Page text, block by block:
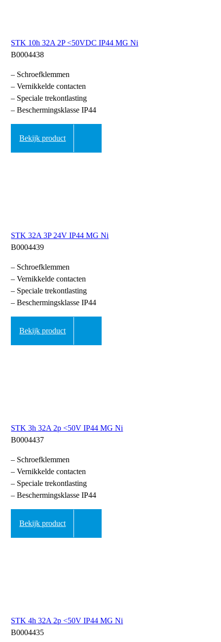
STK 10h 32A 2P <50VDC IP44 MG Ni
B0004438
– Schroefklemmen
– Vernikkelde contacten
– Speciale trekontlasting
– Beschermingsklasse IP44
Bekijk product
STK 32A 3P 24V IP44 MG Ni
B0004439
– Schroefklemmen
– Vernikkelde contacten
– Speciale trekontlasting
– Beschermingsklasse IP44
Bekijk product
STK 3h 32A 2p <50V IP44 MG Ni
B0004437
– Schroefklemmen
– Vernikkelde contacten
– Speciale trekontlasting
– Beschermingsklasse IP44
Bekijk product
STK 4h 32A 2p <50V IP44 MG Ni
B0004435